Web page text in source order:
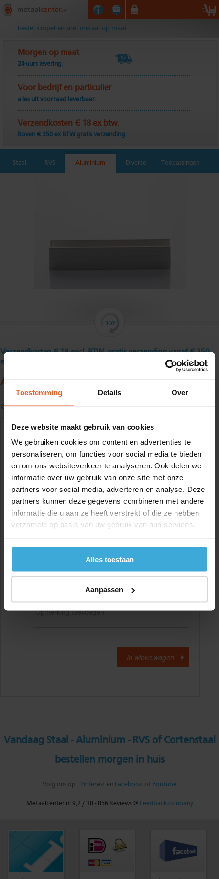
Toestemming Details Over
Deze website maakt gebruik van cookies
We gebruiken cookies om content en advertenties te
personaliseren, om functies voor social media te bieden
en om ons websiteverkeer te analyseren. Ook delen we
informatie over uw gebruik van onze site met onze
partners voor social media, adverteren en analyse. Deze
partners kunnen deze gegevens combineren met andere
informatie die u aan ze heeft verstrekt of die ze hebben
verzameld op basis van uw gebruik van hun services.
Alles toestaan
Aanpassen
Metaalcenter.nl
bestel simpel en snel metaal op maat
Morgen op maat
24-uurs levering.
Voor bedrijf en particulier
alles uit voorraad leverbaar.
Verzendkosten € 18 ex btw.
Boven € 250 ex BTW gratis verzending
Staal RVS Aluminium Diverse Toepassingen
Verzendkosten € 18 excl. BTW, gratis verzending vanaf € 250
excl. BTW
Aluminium U - profiel 30 x 20 x 30 x 2 mm
Kwaliteit: EN AW-6060-T66 volgens EN755-1/2
Gewenste
lengtemaat in
(max. 2000 mm)
+/- 2 mm lengtetolerantie
Materiaalkosten
Alle bedragen zijn excl. 21% BTW
Vandaag Staal - Aluminium - RVS of Cortenstaal
bestellen morgen in huis
Volg ons op : Pinterest en Facebook of Youtube
Metaalcenter.nl 9,2 / 10 -856 Reviews @ Feedbackcompany